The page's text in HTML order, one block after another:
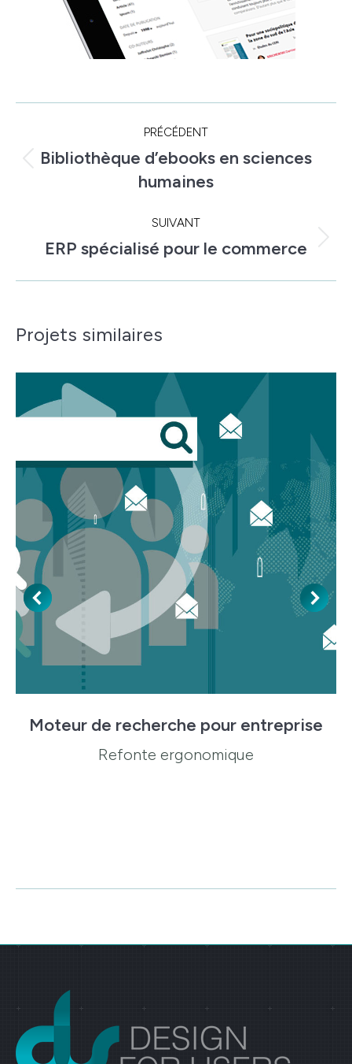
de
commentaire
PRÉCÉDENT
Onglet
précédent
Bibliothèque d’ebooks en sciences
humaines
SUIVANT
Projets
ERP spécialisé pour le commerce
Projets similaires
Moteur de recherche pour entreprise
Refonte ergonomique